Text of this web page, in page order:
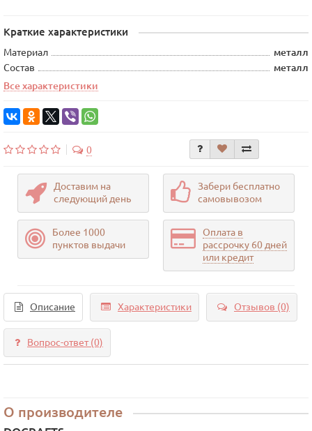
Краткие характеристики
Материал
металл
Состав
металл
Все характеристики
0
Доставим на
следующий день
Забери бесплатно
самовывозом
Более 1000
пунктов выдачи
Оплата в
рассрочку 60 дней
или кредит
Описание Характеристики Отзывов (0)
Вопрос-ответ(0)
О производителе